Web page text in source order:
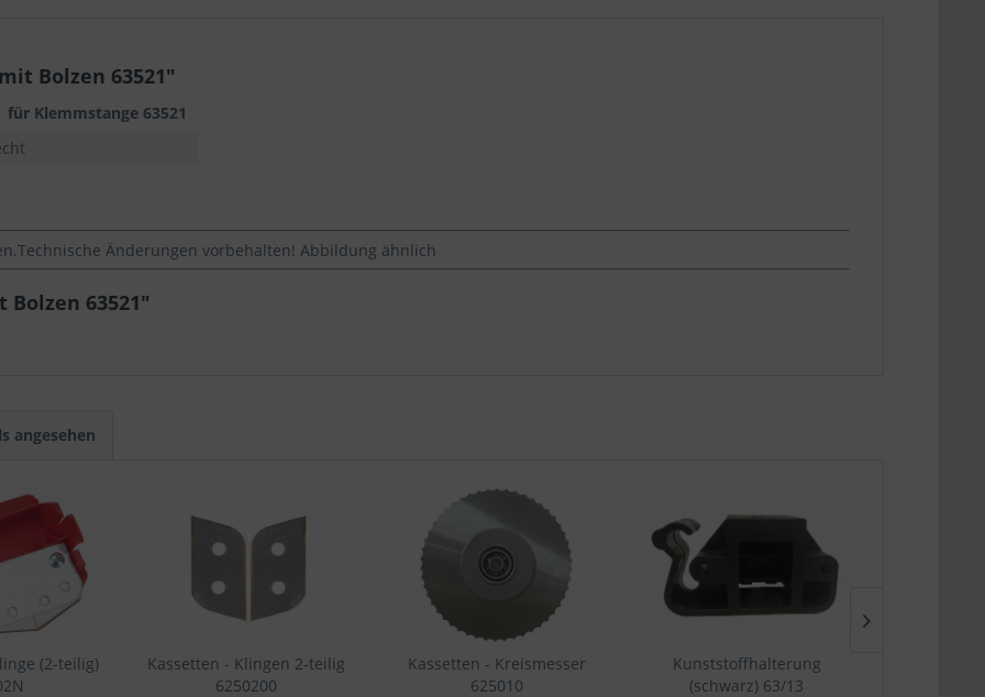
Bolzen 63521"
für Klemmstange 63521
Änderungen vorbehalten! Abbildung ähnlich
63521"
angesehen
(2-teilig)
Kassetten - Klingen 2-teilig
6250200
Kassetten - Kreismesser
625010
Kunststoffhalterung
(schwarz) 63/13